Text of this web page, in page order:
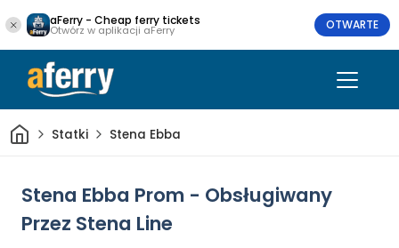
aFerry - Cheap ferry tickets
Otwórz w aplikacji aFerry OTWARTE
DomStatki Stena Ebba
Stena Ebba Prom - Obsługiwany
Przez Stena Line